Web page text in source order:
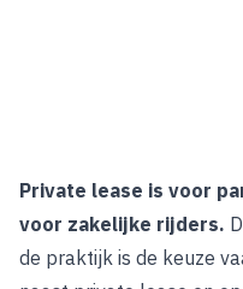
Private lease is voor
voor zakelijke rijders.
de praktijk is de keuze